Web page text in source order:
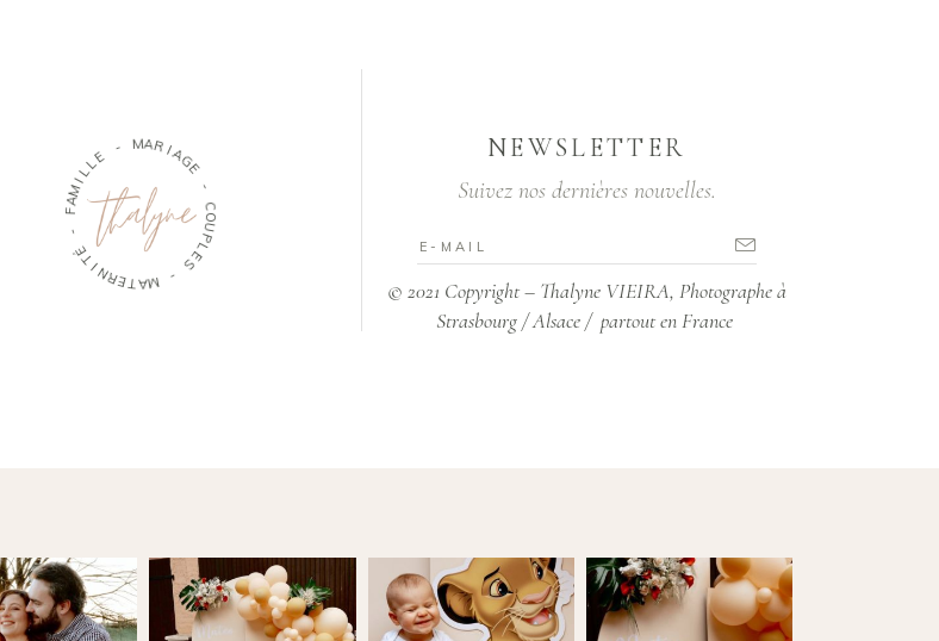
MARIA
G
E
C
O
U
P
L
E
S
-
M
A
T
E
R
N
I
T
F
A
M
ILLE NEWSLETTER
Suivez nos dernières nouvelles.
© 2021 Copyright – Thalyne VIEIRA, Photographe à
Strasbourg / Alsace / partout en France